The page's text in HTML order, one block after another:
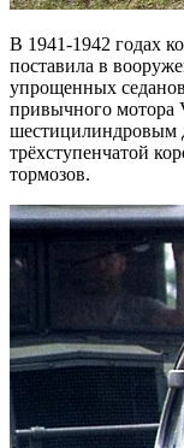
В 1941-1942 годах
поставила в
упрощенных седанов
привычного мотора
шестицилиндровым
трёхступенчатой
тормозов.